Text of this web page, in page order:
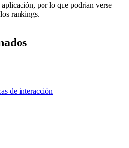
aplicación, por lo que podrían verse
rankings.
de interacción